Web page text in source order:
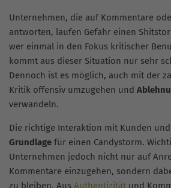
Unternehmen, die auf Kommentare
antworten, laufen Gefahr einen
wer einmal in den Fokus kritischer
kommt aus dieser Situation nur sehr
Dennoch ist es möglich, auch mit der
Kritik offensiv umzugehen und
verwandeln.
Die richtige Interaktion mit Kunden
Grundlage für einen Candystorm.
Unternehmen jedoch nicht nur auf
Kommentare einzugehen, sondern
zu bleiben. Aus Authentizität und